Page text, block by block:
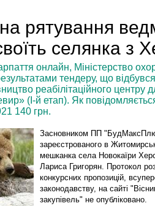
рятування
селянка з
онлайн, Міністерство
тендеру, що
реабілітаційного центру
(І-й етап). Як
140 грн.
Засновником ПП
зареєстрованого в
мешканка села Новокаїри
Лариса Григорян. Протокол
конкурсних пропозицій,
законодавству, на сайті
закупівель" не опубліковано.